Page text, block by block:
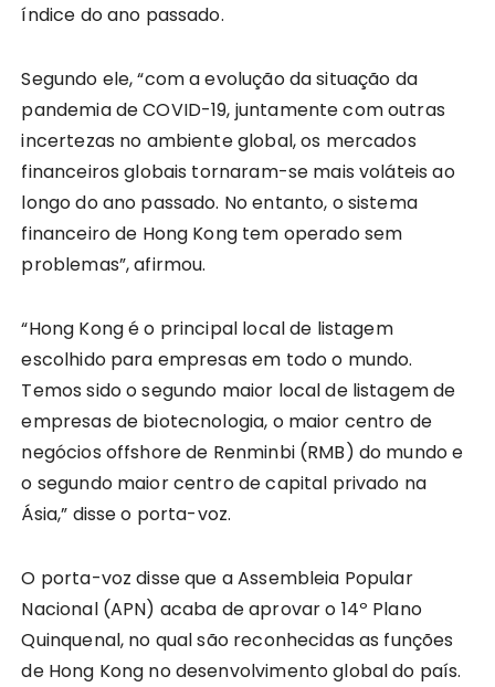
índice do ano passado.
Segundo ele, “com a evolução da situação da
pandemia de COVID-19, juntamente com outras
incertezas no ambiente global, os mercados
financeiros globais tornaram-se mais voláteis ao
longo do ano passado. No entanto, o sistema
financeiro de Hong Kong tem operado sem
problemas”, afirmou.
“Hong Kong é o principal local de listagem
escolhido para empresas em todo o mundo.
Temos sido o segundo maior local de listagem de
empresas de biotecnologia, o maior centro de
negócios offshore de Renminbi (RMB) do mundo e
o segundo maior centro de capital privado na
Ásia,” disse o porta-voz.
O porta-voz disse que a Assembleia Popular
Nacional (APN) acaba de aprovar o 14º Plano
Quinquenal, no qual são reconhecidas as funções
de Hong Kong no desenvolvimento global do país.